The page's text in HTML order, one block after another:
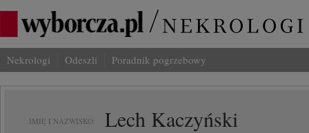
Nekrologi Odeszli Poradnik pogrzebowy
IMIĘ I NAZWISKO: Lech Kaczyński